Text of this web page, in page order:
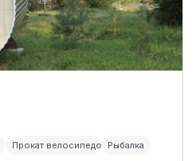
Прокат велосипедов Рыбалка